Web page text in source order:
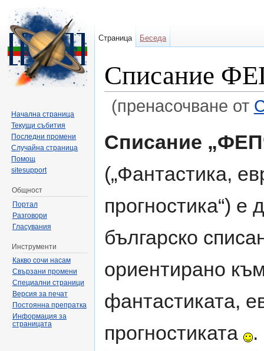
Списание
(пренасочване от
Списание
(„Фантастика,
прогностика“) е
българско
ориентирано
фантастиката,
прогностиката
.
Страница Беседа
Начална страница
Текущи събития
Последни промени
Случайна страница
Помощ
sitesupport
Общност
Портал
Разговори
Гласувания
Инструменти
Какво сочи насам
Свързани промени
Специални страници
Версия за печат
Постоянна препратка
Информация за
страницата